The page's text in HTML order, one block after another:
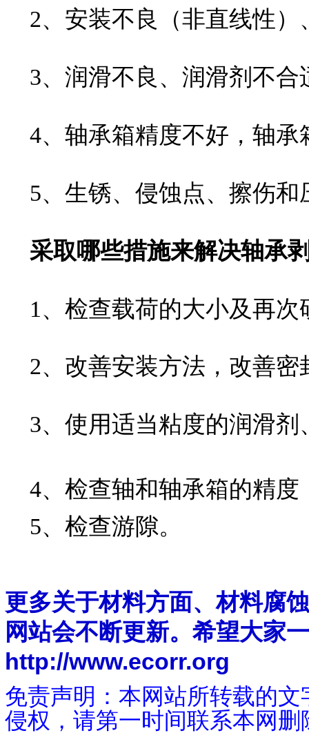
2、安装不良（非直线性）
3、润滑不良、润滑剂不合
4、轴承箱精度不好，轴承
5、生锈、侵蚀点、擦伤和
采取哪些措施来解决轴承
1、检查载荷的大小及再次
2、改善安装方法，改善密
3、使用适当粘度的润滑剂
4、检查轴和轴承箱的精度
5、检查游隙。
更多关于材料方面、材料腐
网站会不断更新。希望大家
http://www.ecorr.org
免责声明：本网站所转载的
侵权，请第一时间联系本网删